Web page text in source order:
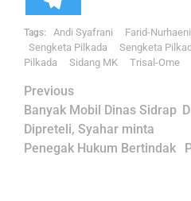
Tags: Andi Syafrani Farid-
Sengketa Pilkada
Sengketa
Pilkada
Sidang MK Trisal-Ome
Post
navigation
Previous
Banyak Mobil Dinas Sidrap
Dipreteli, Syahar minta
Penegak Hukum Bertindak